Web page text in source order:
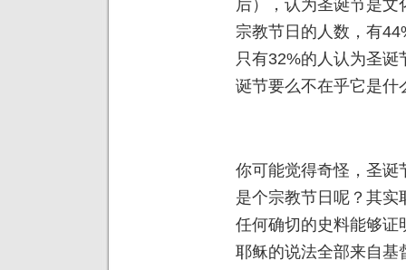
后），认为圣诞节是
宗教节日的人数，有
只有32%的人认为圣
诞节要么不在乎它是什
你可能觉得奇怪，圣诞
是个宗教节日呢？其
任何确切的史料能够证
耶稣的说法全部来自基